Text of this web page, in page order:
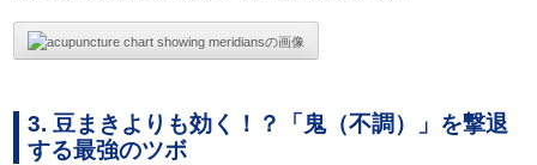
3. 豆まきよりも効く！？「鬼（不調）」を撃退
する最強のツボ